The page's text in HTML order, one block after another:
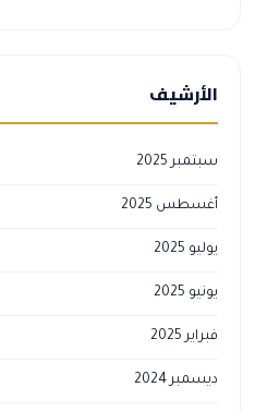
الأرشيف
سبتمبر 2025
أغسطس 2025
يوليو 2025
يونيو 2025
فبراير 2025
ديسمبر 2024